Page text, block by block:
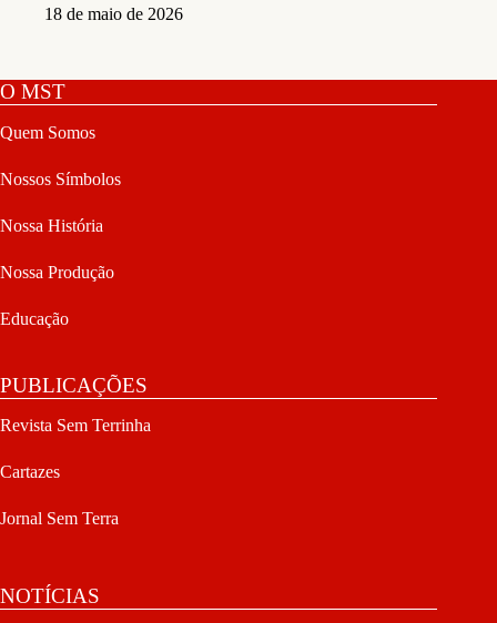
18 de maio de 2026
O MST
Quem Somos
Nossos Símbolos
Nossa História
Nossa Produção
Educação
PUBLICAÇÕES
Revista Sem Terrinha
Cartazes
Jornal Sem Terra
NOTÍCIAS